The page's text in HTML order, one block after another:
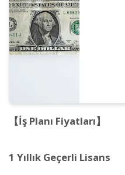
【İş Planı Fiyatları】
1 Yıllık Geçerli Lisans